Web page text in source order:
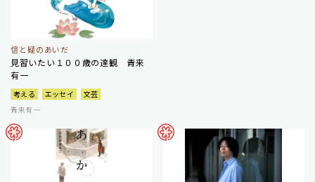
信と疑のあいだ
見習いたい１００歳の達観 青来
有一
考える エッセイ
文芸
青来有一